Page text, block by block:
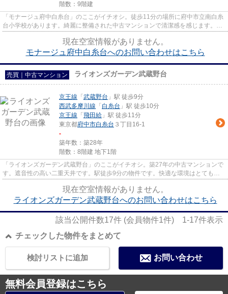
階数：9階建
「モナージュ府中白糸台」のここがイチオシ。徒歩11分の場所に府中市立南白糸
台小学校があります。綺麗に整備された中古マンションで清潔感を感じます。免
現在空室情報がありません。
モナージュ府中白糸台へのお問い合わせはこちら
売買｜中古マンション ライオンズガーデン武蔵野台
京王線 「 武蔵野台 」駅 徒歩9分
西武多摩川線 「 白糸台 」駅 徒歩10分
京王線 「 飛田給 」駅 徒歩11分
東京都府中市白糸台 ３丁目16-1
-
築年数：築28年
階数：8階建 地下1階
「ライオンズガーデン武蔵野台」のここがイチオシ。築27年の中古マンションで
す。遮音性の高い二重天井です。駅徒歩9分の物件です。快適な環境はとても大
現在空室情報がありません。
ライオンズガーデン武蔵野台へのお問い合わせはこちら
該当公開件数17件 (会員物件1件) 1-17件表示
チェックした物件をまとめて
お問い合わせ
検討リストに追加
無料会員登録はこちら